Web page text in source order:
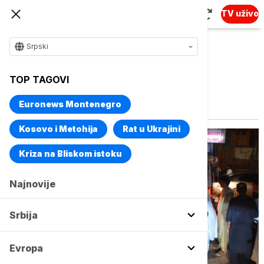
TV uživo
Srpski
TOP TAGOVI
Euronews Montenegro
Kosovo i Metohija Rat u Ukrajini
Kriza na Bliskom istoku
Najnovije
Srbija
Evropa
Vise o temi
Pakistan